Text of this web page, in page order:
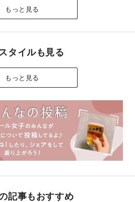
もっと見る
タイルも見る
もっと見る
記事もおすすめ